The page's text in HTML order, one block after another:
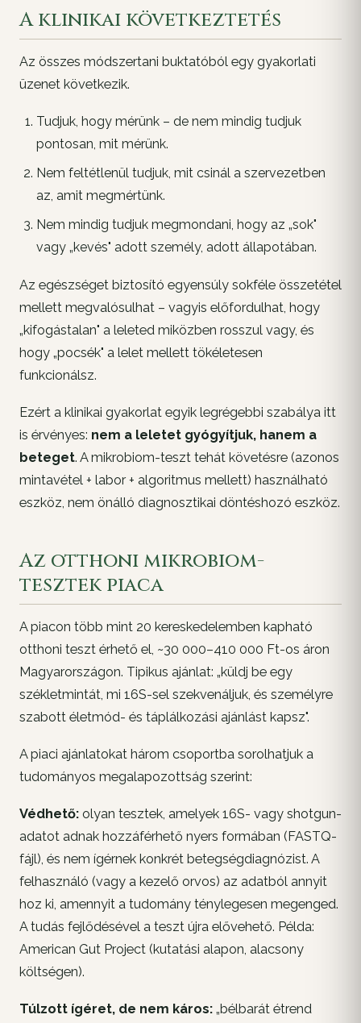
A klinikai következtetés
Az összes módszertani buktatóból egy gyakorlati
üzenet következik.
Tudjuk, hogy mérünk– de nem mindig tudjuk
pontosan, mitmérünk.
Nem feltétlenül tudjuk, mit csinál a szervezetben
az, amit megmértünk.
Nem mindig tudjuk megmondani, hogy az „sok"
vagy „kevés" adott személy, adott állapotában.
Az egészséget biztosító egyensúly sokféle összetétel
mellett megvalósulhat – vagyis előfordulhat, hogy
„kifogástalan" a leleted miközben rosszul vagy, és
hogy „pocsék" a lelet mellett tökéletesen
funkcionálsz.
Ezért a klinikai gyakorlat egyik legrégebbi szabálya itt
is érvényes: nem a leletet gyógyítjuk, hanem a
beteget. A mikrobiom-teszt tehát követésre (azonos
mintavétel + labor + algoritmus mellett) használható
eszköz, nem önálló diagnosztikai döntéshozó eszköz.
Az otthoni mikrobiom-
tesztek piaca
A piacon több mint 20 kereskedelemben kapható
otthoni teszt érhető el, ~30 000–410 000 Ft-os áron
Magyarországon. Tipikus ajánlat: „küldj be egy
székletmintát, mi 16S-sel szekvenáljuk, és személyre
szabott életmód- és táplálkozási ajánlást kapsz".
A piaci ajánlatokat három csoportba sorolhatjuk a
tudományos megalapozottság szerint:
Védhető: olyan tesztek, amelyek 16S- vagy shotgun-
adatot adnak hozzáférhető nyers formában (FASTQ-
fájl), és nem ígérnek konkrét betegségdiagnózist. A
felhasználó (vagy a kezelő orvos) az adatból annyit
hoz ki, amennyit a tudomány ténylegesen megenged.
A tudás fejlődésével a teszt újra elővehető. Példa:
American Gut Project (kutatási alapon, alacsony
költségen).
Túlzott ígéret, de nem káros: „bélbarát étrend